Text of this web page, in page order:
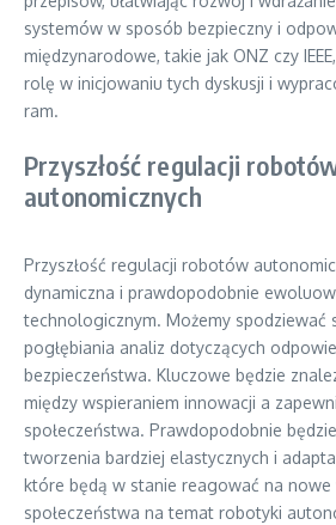
systemów w sposób bezpieczny i
międzynarodowe, takie jak ONZ czy
rolę w inicjowaniu tych dyskusji i
ram.
Przyszłość regulacji
autonomicznych
Przyszłość regulacji robotów
dynamiczna i prawdopodobnie
technologicznym. Możemy spodziewać
pogłębiania analiz dotyczących
bezpieczeństwa. Kluczowe będzie
między wspieraniem innowacji a
społeczeństwa. Prawdopodobnie
tworzenia bardziej elastycznych i
które będą w stanie reagować na nowe
społeczeństwa na temat robotyki